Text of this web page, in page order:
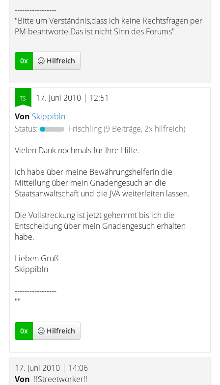
-----------------
"Bitte um Verständnis,dass ich keine Rechtsfragen per
PM beantworte.Das ist nicht Sinn des Forums"
0x Hilfreich
17. Juni 2010 | 12:51
Von Skippibln
Status:
Frischling(9 Beiträge, 2x hilfreich)
Vielen Dank nochmals für Ihre Hilfe.
Ich habe über meine Bewährungshelferin die
Mitteilung über mein Gnadengesuch an die
Staatsanwaltschaft und die JVA weiterleiten lassen.
Die Vollstreckung ist jetzt gehemmt bis ich die
Entscheidung über mein Gnadengesuch erhalten
habe.
Lieben Gruß
Skippibln
-----------------
""
0x Hilfreich
17. Juni 2010 | 14:06
Von !!Streetworker!!